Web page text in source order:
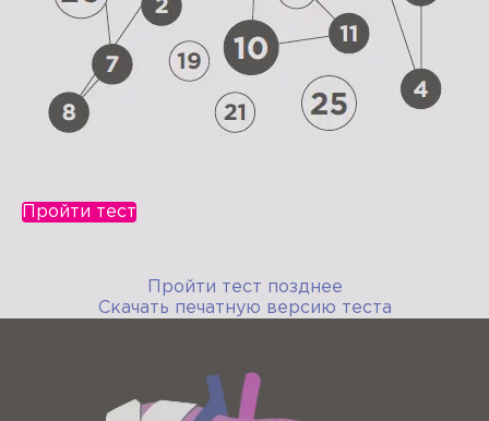
Пройти тест
Пройти тест позднее
Скачать печатную версию теста